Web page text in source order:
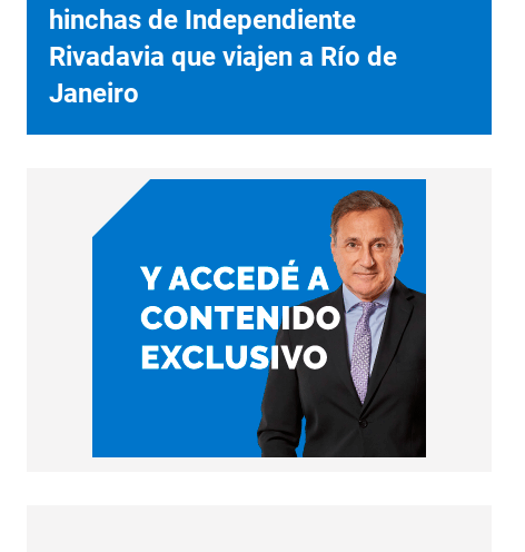
hinchas de Independiente
Rivadavia que viajen a Río de
Janeiro